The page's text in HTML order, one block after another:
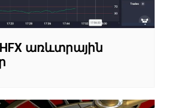
առևտրային